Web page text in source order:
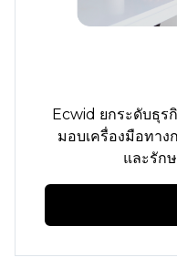
Ecwid ยกระดับธุร
มอบเครื่องมือทาง
และรัก